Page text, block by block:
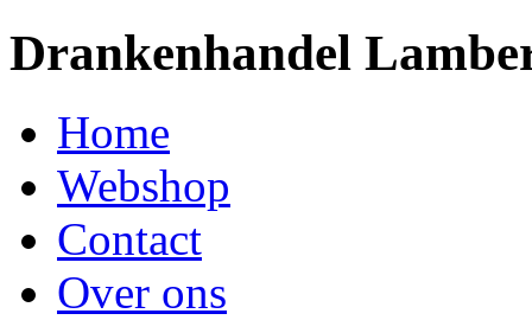
Drankenhandel
Home
Webshop
Contact
Over ons